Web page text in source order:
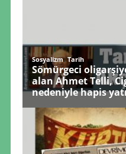
Sosyalizm,Tarih
Sömürgeci
alan Ahmet Telli,
nedeniyle hapis